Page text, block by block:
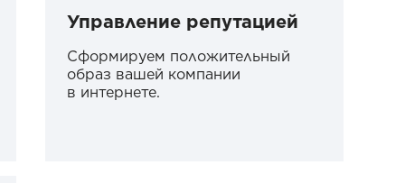
Управление репутацией
Сформируем положительный
образ вашей компании
в интернете.